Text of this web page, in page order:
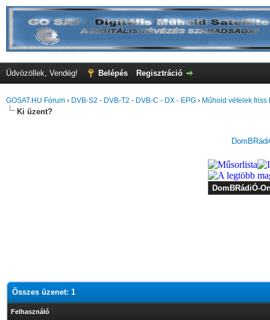
Üdvözöllek, Vendég! Belépés Regisztráció
GOSAT.HU Fórum › DVB-S2 - DVB-T2 - DVB-C - DX - EPG › Műhold vételek friss
Ki üzent?
Összes üzenet: 1
Felhasználó